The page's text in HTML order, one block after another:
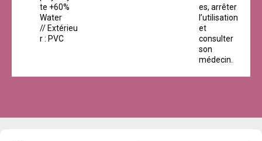
te +60%
Water
// Extérieu
r : PVC
es, arrêter
l’utilisation
et
consulter
son
médecin.